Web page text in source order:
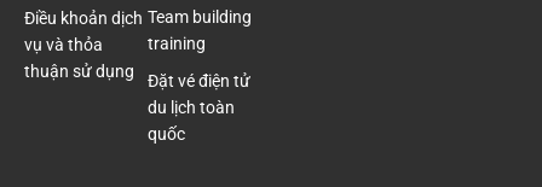
Điều khoản dịch
vụ và thỏa
thuận sử dụng
Team building
training
Đặt vé điện tử
du lịch toàn
quốc